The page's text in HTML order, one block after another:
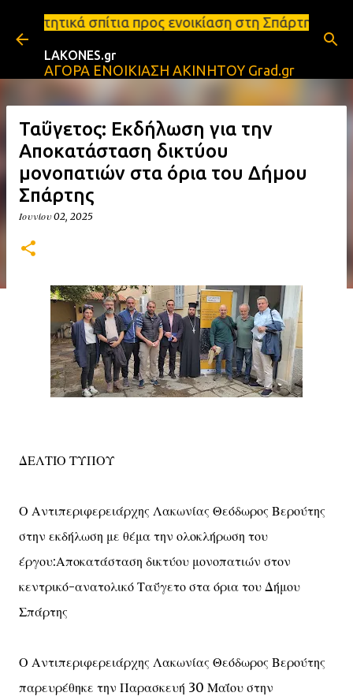
Μετάβαση στο κύριο περιεχόμενο
προς ενοικίαση στη Σπάρτη Ενοικιάσεις
LAKONES.gr
ΑΓΟΡΑ ΕΝΟΙΚΙΑΣΗ ΑΚΙΝΗΤΟΥ Grad.gr
Ταΰγετος: Εκδήλωση για την
Αποκατάσταση δικτύου
μονοπατιών στα όρια του Δήμου
Σπάρτης
Ιουνίου 02, 2025
ΔΕΛΤΙΟ ΤΥΠΟΥ
Ο Αντιπεριφερειάρχης Λακωνίας Θεόδωρος Βερούτης
στην εκδήλωση με θέμα την ολοκλήρωση του
έργου:Αποκατάσταση δικτύου μονοπατιών στον
κεντρικό-ανατολικό Ταΰγετο στα όρια του Δήμου
Σπάρτης
Ο Αντιπεριφερειάρχης Λακωνίας Θεόδωρος Βερούτης
παρευρέθηκε την Παρασκευή 30 Μαΐου στην